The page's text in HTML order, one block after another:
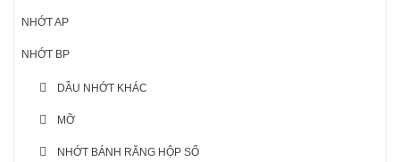
NHỚT AP
NHỚT BP
DẦU NHỚT KHÁC
MỠ
NHỚT BÁNH RĂNG HỘP SỐ